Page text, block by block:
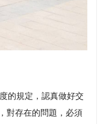
的規定，認真做好交
對存在的問題，必須